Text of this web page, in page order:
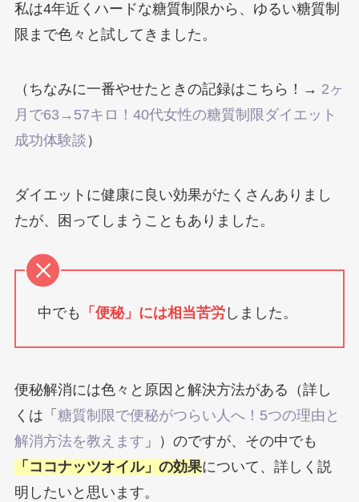
私は4年近くハードな糖質制限から、ゆるい糖質制
限まで色々と試してきました。
（ちなみに一番やせたときの記録はこちら！→ 2ヶ
月で63→57キロ！40代女性の糖質制限ダイエット
成功体験談 ）
ダイエットに健康に良い効果がたくさんありまし
たが、困ってしまうこともありました。
中でも 「便秘」には相当苦労しました。
便秘解消には色々と原因と解決方法がある（詳し
くは「 糖質制限で便秘がつらい人へ！5つの理由と
解消方法を教えます 」）のですが、その中でも
「ココナッツオイル」の効果について、詳しく説
明したいと思います。